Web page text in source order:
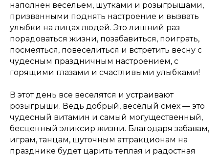
наполнен весельем, шутками и розыгрышами,
призванными поднять настроение и вызвать
улыбки на лицах людей. Это лишний раз
порадоваться жизни, позабавиться, поиграть,
посмеяться, повеселиться и встретить весну с
чудесным праздничным настроением, с
горящими глазами и счастливыми улыбками!
В этот день все веселятся и устраивают
розыгрыши. Ведь добрый, весёлый смех — это
чудесный витамин и самый могущественный,
бесценный эликсир жизни. Благодаря забавам,
играм, танцам, шуточным аттракционам на
празднике будет царить теплая и радостная